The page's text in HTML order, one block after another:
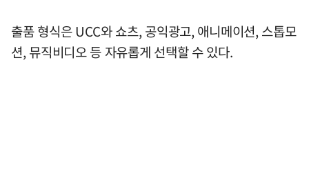
출품 형식은 UCC와 쇼츠, 공익광고, 애니메이션, 스톱모
션, 뮤직비디오 등 자유롭게 선택할 수 있다.